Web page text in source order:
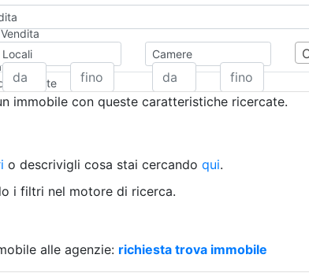
indipendente
Locali Camere
immobile con queste caratteristiche ricercate.
o descrivigli cosa stai cercando qui.
i filtri nel motore di ricerca.
alle agenzie: richiesta trova immobile